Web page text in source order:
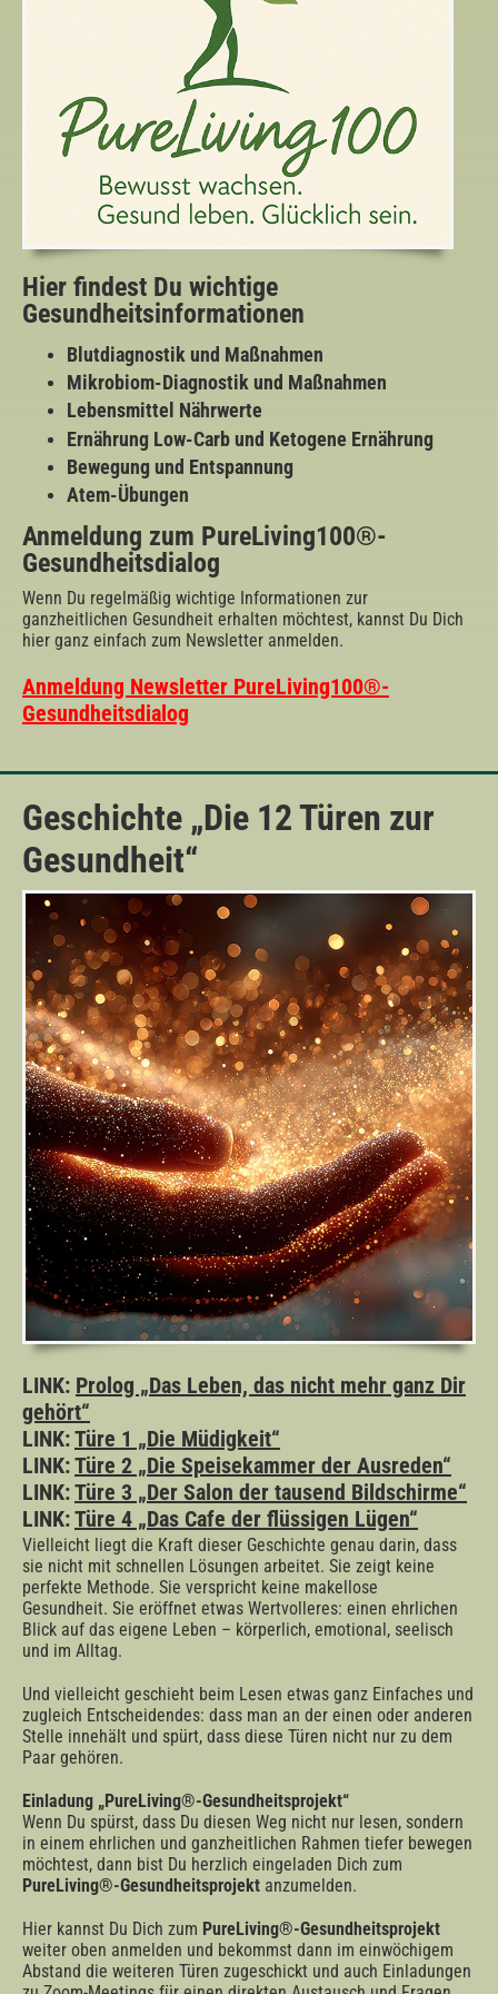
Hier findest Du wichtige
Gesundheitsinformationen
Blutdiagnostik und Maßnahmen
Mikrobiom-Diagnostik und Maßnahmen
Lebensmittel Nährwerte
Ernährung Low-Carb und Ketogene Ernährung
Bewegung und Entspannung
Atem-Übungen
Anmeldung zum PureLiving100®-
Gesundheitsdialog
Wenn Du regelmäßig wichtige Informationen zur
ganzheitlichen Gesundheit erhalten möchtest, kannst Du Dich
hier ganz einfach zum Newsletter anmelden.
Anmeldung Newsletter PureLiving100®-
Gesundheitsdialog
Geschichte „Die 12 Türen zur
Gesundheit“
LINK: Prolog „Das Leben, das nicht mehr ganz Dir
gehört“
LINK:Türe 1 „Die Müdigkeit“
LINK:Türe 2 „Die Speisekammer der Ausreden“
LINK:Türe 3 „Der Salon der tausend Bildschirme“
LINK:Türe 4 „Das Cafe der flüssigen Lügen“
Vielleicht liegt die Kraft dieser Geschichte genau darin, dass
sie nicht mit schnellen Lösungen arbeitet. Sie zeigt keine
perfekte Methode. Sie verspricht keine makellose
Gesundheit. Sie eröffnet etwas Wertvolleres: einen ehrlichen
Blick auf das eigene Leben – körperlich, emotional, seelisch
und im Alltag.
Und vielleicht geschieht beim Lesen etwas ganz Einfaches und
zugleich Entscheidendes: dass man an der einen oder anderen
Stelle innehält und spürt, dass diese Türen nicht nur zu dem
Paar gehören.
Einladung „PureLiving®-Gesundheitsprojekt“
Wenn Du spürst, dass Du diesen Weg nicht nur lesen, sondern
in einem ehrlichen und ganzheitlichen Rahmen tiefer bewegen
möchtest, dann bist Du herzlich eingeladen Dich zum
PureLiving®-Gesundheitsprojekt anzumelden.
Hier kannst Du Dich zum PureLiving®-Gesundheitsprojekt
weiter oben anmelden und bekommst dann im einwöchigem
Abstand die weiteren Türen zugeschickt und auch Einladungen